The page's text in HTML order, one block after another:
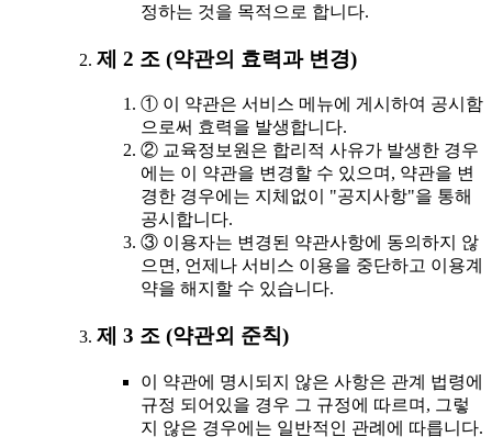
정하는 것을 목적으로 합니다.
제 2 조 (약관의 효력과 변경)
① 이 약관은 서비스 메뉴에 게시하여 공시함
으로써 효력을 발생합니다.
② 교육정보원은 합리적 사유가 발생한 경우
에는 이 약관을 변경할 수 있으며, 약관을 변
경한 경우에는 지체없이 "공지사항"을 통해
공시합니다.
③ 이용자는 변경된 약관사항에 동의하지 않
으면, 언제나 서비스 이용을 중단하고 이용계
약을 해지할 수 있습니다.
제 3 조 (약관외 준칙)
이 약관에 명시되지 않은 사항은 관계 법령에
규정 되어있을 경우 그 규정에 따르며, 그렇
지 않은 경우에는 일반적인 관례에 따릅니다.